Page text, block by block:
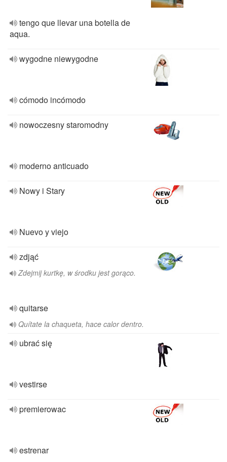
tengo que llevar una botella de
aqua.
wygodne niewygodne
cómodo incómodo
nowoczesny staromodny
moderno anticuado
Nowy i Stary
Nuevo y viejo
zdjąć
Zdejmij kurtkę, w środku jest gorąco.
quitarse
Quítate la chaqueta, hace calor dentro.
ubrać się
vestirse
premierowac
estrenar